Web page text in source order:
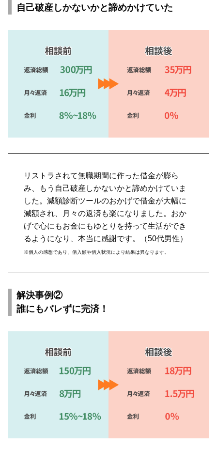
自己破産しかないかと諦めかけていた
リストラされて無職期間に作った借金が膨ら
み、もう自己破産しかないかと諦めかけていま
した。減額診断ツールのおかげで借金が大幅に
減額され、月々の返済も楽になりました。おか
げで心にもお金にもゆとりを持って生活ができ
るようになり、本当に感謝です。（50代男性）
※個人の感想であり、借入額や借入状況により結果は異なります。
解決事例②
誰にもバレずに完済！